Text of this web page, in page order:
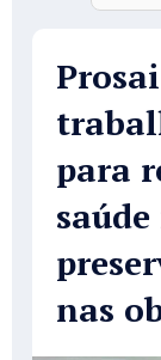
para
nas